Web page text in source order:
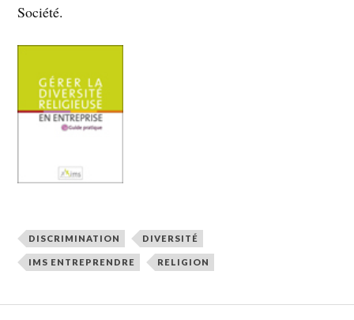
Société.
DISCRIMINATION DIVERSITÉ
IMS ENTREPRENDRE RELIGION